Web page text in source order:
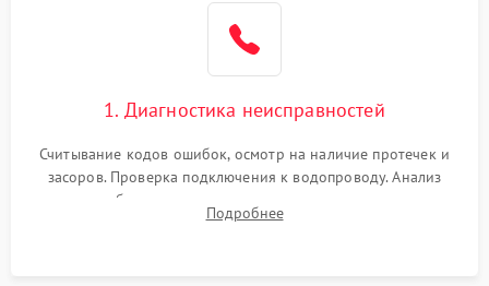
1. Диагностика неисправностей
Считывание кодов ошибок, осмотр на наличие протечек и
засоров. Проверка подключения к водопроводу. Анализ
жалоб на отсутствие слива, нагрева, вращения
разбрызгивателей или срабатывание системы защиты
Подробнее